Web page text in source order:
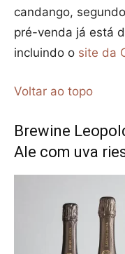
candango,
pré-venda já está
incluindo o site da
Voltar ao topo
Brewine
Ale com uva